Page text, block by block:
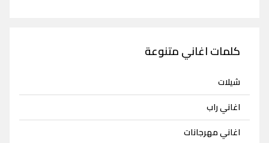
كلمات اغاني متنوعة
شيلات
اغاني راب
اغاني مهرجانات